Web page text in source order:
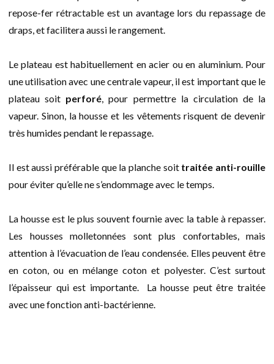
repose-fer rétractable est un avantage lors du repassage de
draps, et facilitera aussi le rangement.
Le plateau est habituellement en acier ou en aluminium. Pour
une utilisation avec une centrale vapeur, il est important que le
plateau soit perforé , pour permettre la circulation de la
vapeur. Sinon, la housse et les vêtements risquent de devenir
très humides pendant le repassage.
Il est aussi préférable que la planche soit traitée anti-rouille
pour éviter qu’elle ne s’endommage avec le temps.
La housse est le plus souvent fournie avec la table à repasser.
Les housses molletonnées sont plus confortables, mais
attention à l’évacuation de l’eau condensée. Elles peuvent être
en coton, ou en mélange coton et polyester. C’est surtout
l’épaisseur qui est importante. La housse peut être traitée
avec une fonction anti-bactérienne.